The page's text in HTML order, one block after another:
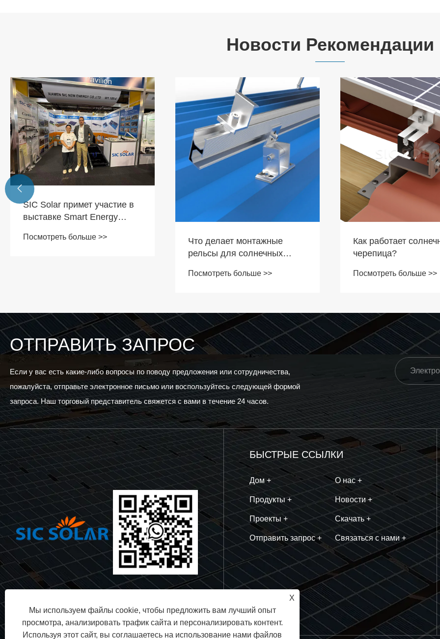
Новости Рекомендации
Что делает монтажные
Как работает солнечная
черепица?
Посмотреть больше >>
Как прикрепить
панели к крыше?
Посмотреть больше >>

ОТПРАВИТЬ ЗАПРОС
Если у вас есть какие-либо вопросы по поводу предложения или сотрудничества,
пожалуйста, отправьте электронное письмо или воспользуйтесь следующей формой
запроса. Наш торговый представитель свяжется с вами в течение 24 часов.
БЫСТРЫЕ ССЫЛКИ
Дом + О нас +
Продукты + Новости +
Проекты + Скачать +
Отправить запрос + Связаться с нами +
X
Мы используем файлы cookie, чтобы предложить вам лучший опыт
просмотра, анализировать трафик сайта и персонализировать контент.
Используя этот сайт, вы соглашаетесь на использование нами файлов